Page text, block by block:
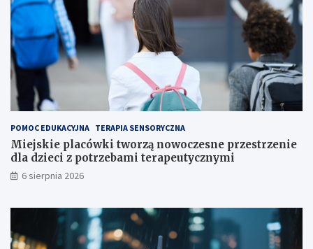
k
c
j
i
j
u
ż
u
ż
,
t
u
ż
p
n
i
a
!
POMOC EDUKACYJNA TERAPIA SENSORYCZNA
Miejskie placówki tworzą nowoczesne przestrzenie
dla dzieci z potrzebami terapeutycznymi
6 sierpnia 2026